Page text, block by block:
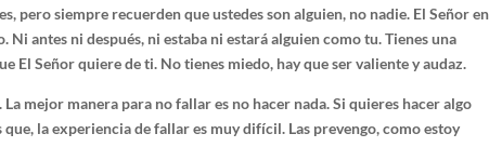
pero siempre recuerden que ustedes son alguien, no nadie. El Señor en
antes ni después, ni estaba ni estará alguien como tu. Tienes una
El Señor quiere de ti. No tienes miedo, hay que ser valiente y audaz.
La mejor manera para no fallar es no hacer nada. Si quieres hacer algo
la experiencia de fallar es muy difícil. Las prevengo, como estoy